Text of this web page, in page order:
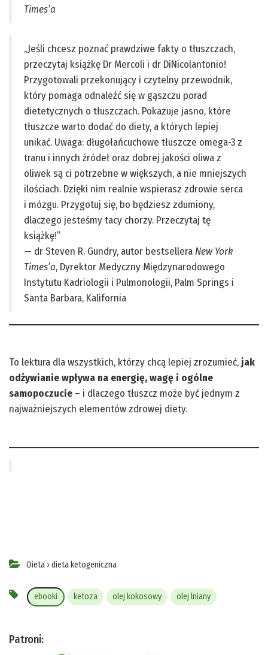
Times’a
„Jeśli chcesz poznać prawdziwe fakty o tłuszczach,
przeczytaj książkę Dr Mercoli i dr DiNicolantonio!
Przygotowali przekonujący i czytelny przewodnik,
który pomaga odnaleźć się w gąszczu porad
dietetycznych o tłuszczach. Pokazuje jasno, które
tłuszcze warto dodać do diety, a których lepiej
unikać. Uwaga: długołańcuchowe tłuszcze omega-3 z
tranu i innych źródeł oraz dobrej jakości oliwa z
oliwek są ci potrzebne w większych, a nie mniejszych
ilościach. Dzięki nim realnie wspierasz zdrowie serca
i mózgu. Przygotuj się, bo będziesz zdumiony,
dlaczego jesteśmy tacy chorzy. Przeczytaj tę
książkę!”
— dr Steven R. Gundry, autor bestsellera New York
Times’a, Dyrektor Medyczny Międzynarodowego
Instytutu Kadriologii i Pulmonologii, Palm Springs i
Santa Barbara, Kalifornia
To lektura dla wszystkich, którzy chcą lepiej zrozumieć,jak
odżywianie wpływa na energię, wagę i ogólne
samopoczucie – i dlaczego tłuszcz może być jednym z
najważniejszych elementów zdrowej diety.
Dieta › dieta ketogeniczna
ebooki ketoza olej kokosowy olej lniany
Patroni: